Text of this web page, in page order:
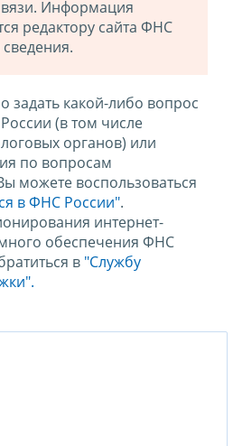
Информация
редактору сайта ФНС
задать какой-либо вопрос
(в том числе
органов) или
по вопросам
можете воспользоваться
в ФНС России".
интернет-
обеспечения ФНС
в "Службу